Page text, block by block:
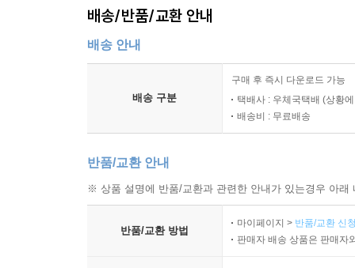
배송/반품/교환 안내
배송 안내
배송 구분
구매 후 즉시 다운로드 가능
택배사 : 우체국택배 (상황
배송비 : 무료배송
반품/교환 안내
※ 상품 설명에 반품/교환과 관련한 안내가 있는경우 아
반품/교환 방법
마이페이지 > 반품/교환 신
판매자 배송 상품은 판매자